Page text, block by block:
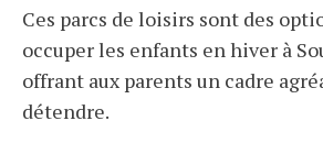
Ces parcs de loisirs sont des
occuper les enfants en hiver à
offrant aux parents un cadre
détendre.